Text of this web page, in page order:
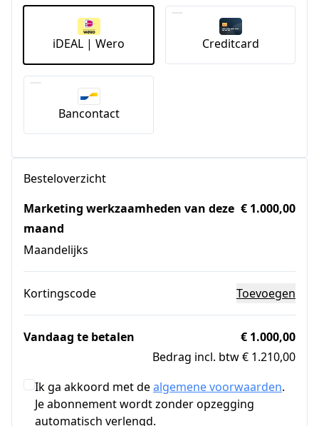
iDEAL | Wero Creditcard
Bancontact
Besteloverzicht
Marketing werkzaamheden van deze
maand
Maandelijks
€ 1.000,00
Kortingscode Toevoegen
Vandaag te betalen
€ 1.000,00
Bedrag incl. btw € 1.210,00
Ik ga akkoord met dealgemene voorwaarden.
Je abonnement wordt zonder opzegging
automatisch verlengd.